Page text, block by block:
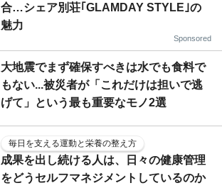
合…シェア別荘｢GLAMDAY STYLE｣の
魅力
Sponsored
大地震でまず確保すべきは水でも食料で
もない...被災者が「これだけは担いで逃
げて」という最も重要なモノ2選
毎日を支える運動と栄養の整え方
成果を出し続ける人は、日々の健康管理
をどうセルフマネジメントしているのか